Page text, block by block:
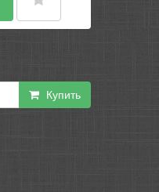
Купить